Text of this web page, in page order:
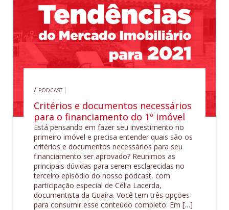
/ PODCAST
Critérios e documentos necessários
para o financiamento do 1º imóvel
Está pensando em fazer seu investimento no
primeiro imóvel e precisa entender quais são os
critérios e documentos necessários para seu
financiamento ser aprovado? Reunimos as
principais dúvidas para serem esclarecidas no
terceiro episódio do nosso podcast, com
participação especial de Célia Lacerda,
documentista da Guaíra. Você tem três opções
para consumir esse conteúdo completo: Em […]